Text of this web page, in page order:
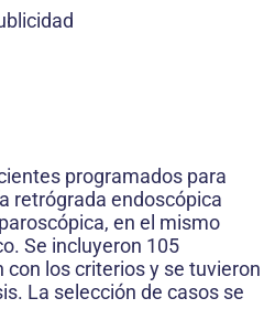
programados para
retrógrada endoscópica
en el mismo
Se incluyeron 105
los criterios y se tuvieron
La selección de casos se